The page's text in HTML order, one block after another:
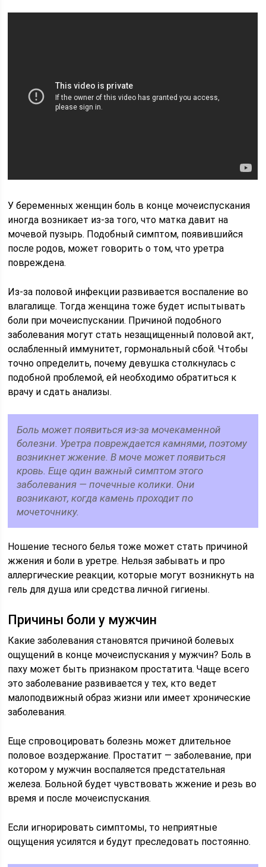
У беременных женщин боль в конце мочеиспускания
иногда возникает из-за того, что матка давит на
мочевой пузырь. Подобный симптом, появившийся
после родов, может говорить о том, что уретра
повреждена.
Из-за половой инфекции развивается воспаление во
влагалище. Тогда женщина тоже будет испытывать
боли при мочеиспускании. Причиной подобного
заболевания могут стать незащищенный половой акт,
ослабленный иммунитет, гормональный сбой. Чтобы
точно определить, почему девушка столкнулась с
подобной проблемой, ей необходимо обратиться к
врачу и сдать анализы.
Боль может появиться из-за мочекаменной
болезни. Уретра повреждается камнями, поэтому
возникнет жжение. В моче может появиться
кровь. Еще один важный симптом этого
заболевания — почечные колики. Они
возникают, когда камень проходит по
мочеточнику.
Ношение тесного белья тоже может стать причиной
жжения и боли в уретре. Нельзя забывать и про
аллергические реакции, которые могут возникнуть на
гель для душа или средства личной гигиены.
Причины боли у мужчин
Какие заболевания становятся причиной болевых
ощущений в конце мочеиспускания у мужчин? Боль в
паху может быть признаком простатита. Чаще всего
это заболевание развивается у тех, кто ведет
малоподвижный образ жизни или имеет хронические
заболевания.
Еще спровоцировать болезнь может длительное
половое воздержание. Простатит — заболевание, при
котором у мужчин воспаляется предстательная
железа. Больной будет чувствовать жжение и резь во
время и после мочеиспускания.
Если игнорировать симптомы, то неприятные
ощущения усилятся и будут преследовать постоянно.